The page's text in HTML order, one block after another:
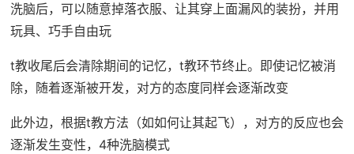
洗脑后，可以随意掉落衣服、让其穿上面漏风的装扮，并用
玩具、巧手自由玩
t教收尾后会清除期间的记忆，t教环节终止。即使记忆被消
除，随着逐渐被开发，对方的态度同样会逐渐改变
此外边，根据t教方法（如如何让其起飞），对方的反应也会
逐渐发生变性，4种洗脑模式